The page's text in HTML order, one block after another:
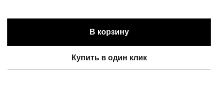
В корзину
Купить в один клик